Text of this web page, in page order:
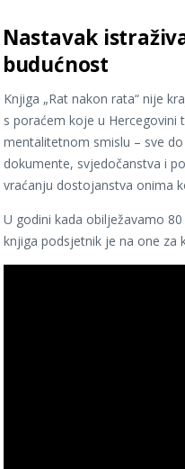
Nastavak
budućnost
Knjiga „Rat nakon rata“ nije
s poraćem koje u Hercegovini
mentalitetnom smislu – sve
dokumente, svjedočanstva i
vraćanju dostojanstva onima
U godini kada obilježavamo
knjiga podsjetnik je na one za